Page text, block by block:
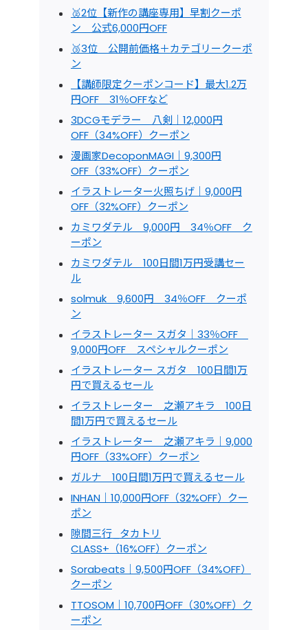
🥈2位【新作の講座専用】早割クーポ
ン 公式6,000円OFF
🥉3位 公開前価格＋カテゴリークーポ
ン
【講師限定クーポンコード】最大1.2万
円OFF 31％OFFなど
3DCGモデラー 八剣｜12,000円
OFF（34%OFF）クーポン
漫画家DecoponMAGI｜9,300円
OFF（33%OFF）クーポン
イラストレーター火照ちげ｜9,000円
OFF（32%OFF）クーポン
カミワダテル 9,000円 34％OFF ク
ーポン
カミワダテル 100日間1万円受講セー
ル
solmuk 9,600円 34％OFF クーポ
ン
イラストレーター スガタ｜33％OFF
9,000円OFF スペシャルクーポン
イラストレーター スガタ 100日間1万
円で買えるセール
イラストレーター 之瀬アキラ 100日
間1万円で買えるセール
イラストレーター 之瀬アキラ｜9,000
円OFF（33%OFF）クーポン
ガルナ 100日間1万円で買えるセール
INHAN｜10,000円OFF（32%OFF）クー
ポン
隙間三行_タカトリ
CLASS+（16%OFF）クーポン
Sorabeats｜9,500円OFF（34%OFF）
クーポン
TTOSOM｜10,700円OFF（30%OFF）ク
ーポン